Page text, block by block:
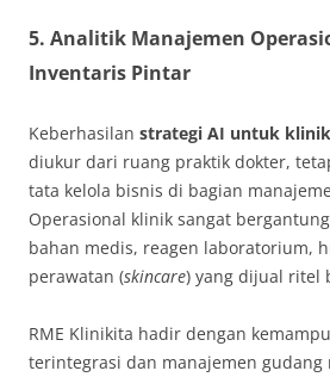
5. Analitik Manajemen
Inventaris Pintar
Keberhasilan strategi AI untuk
diukur dari ruang praktik dokter,
tata kelola bisnis di bagian
Operasional klinik sangat
bahan medis, reagen laboratorium,
perawatan (skincare) yang dijual ritel
RME Klinikita hadir dengan
terintegrasi dan manajemen